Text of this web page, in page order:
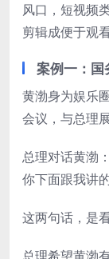
风口，短视频
剪辑成便于观
案例一：国
黄渤身为娱乐
会议，与总理
总理对话黄渤
你下面跟我讲
这两句话，是